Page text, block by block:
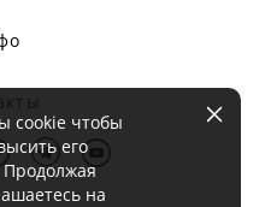
cookie чтобы
его
Продолжая
на